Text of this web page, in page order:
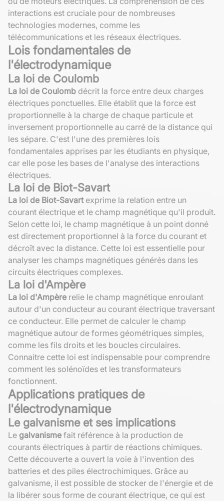
interactions est cruciale pour de nombreuses
technologies modernes, comme les
télécommunications et les réseaux électriques.
Lois fondamentales de
l'électrodynamique
La loi de Coulomb
La loi de Coulomb décrit la force entre deux charges
électriques ponctuelles. Elle établit que la force est
proportionnelle à la charge de chaque particule et
inversement proportionnelle au carré de la distance qui
les sépare. C'est l'une des premières lois
fondamentales apprises par les étudiants en physique,
car elle pose les bases de l'analyse des interactions
électriques.
La loi de Biot-Savart
La loi de Biot-Savartexprime la relation entre un
courant électrique et le champ magnétique qu'il produit.
Selon cette loi, le champ magnétique à un point donné
est directement proportionnel à la force du courant et
décroît avec la distance. Cette loi est essentielle pour
analyser les champs magnétiques générés dans les
circuits électriques complexes.
La loi d'Ampère
La loi d'Ampère relie le champ magnétique enroulant
autour d'un conducteur au courant électrique traversant
ce conducteur. Elle permet de calculer le champ
magnétique autour de formes géométriques simples,
comme les fils droits et les boucles circulaires.
Connaitre cette loi est indispensable pour comprendre
comment les solénoïdes et les transformateurs
fonctionnent.
Applications pratiques de
l'électrodynamique
Le galvanisme et ses implications
Le galvanisme fait référence à la production de
courants électriques à partir de réactions chimiques.
Cette découverte a ouvert la voie à l'invention des
batteries et des piles électrochimiques. Grâce au
galvanisme, il est possible de stocker de l'énergie et de
la libérer sous forme de courant électrique, ce qui est